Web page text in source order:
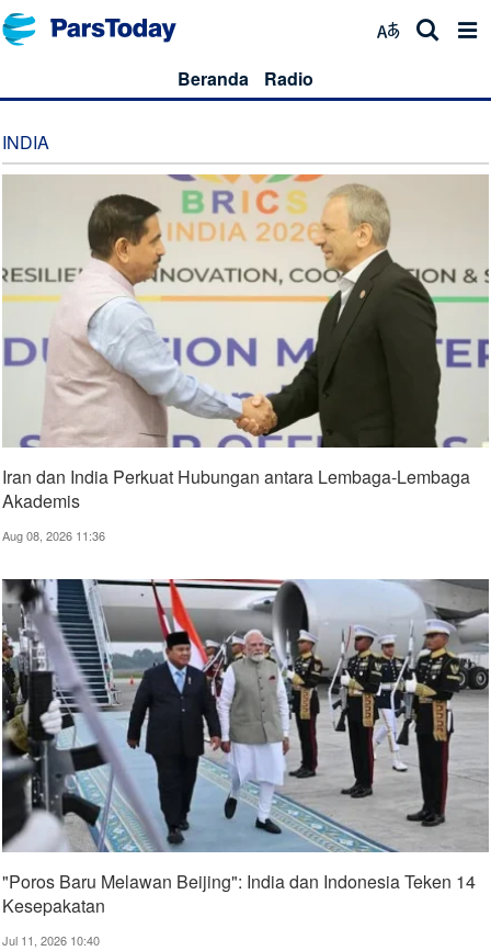
Beranda Radio
INDIA
Iran dan India Perkuat Hubungan antara Lembaga-Lembaga
Akademis
Aug 08, 2026 11:36
"Poros Baru Melawan Beijing": India dan Indonesia Teken 14
Kesepakatan
Jul 11, 2026 10:40